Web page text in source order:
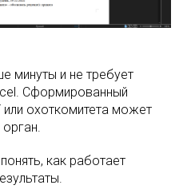
минуты и не требует
Сформированный
охоткомитета может
как работает